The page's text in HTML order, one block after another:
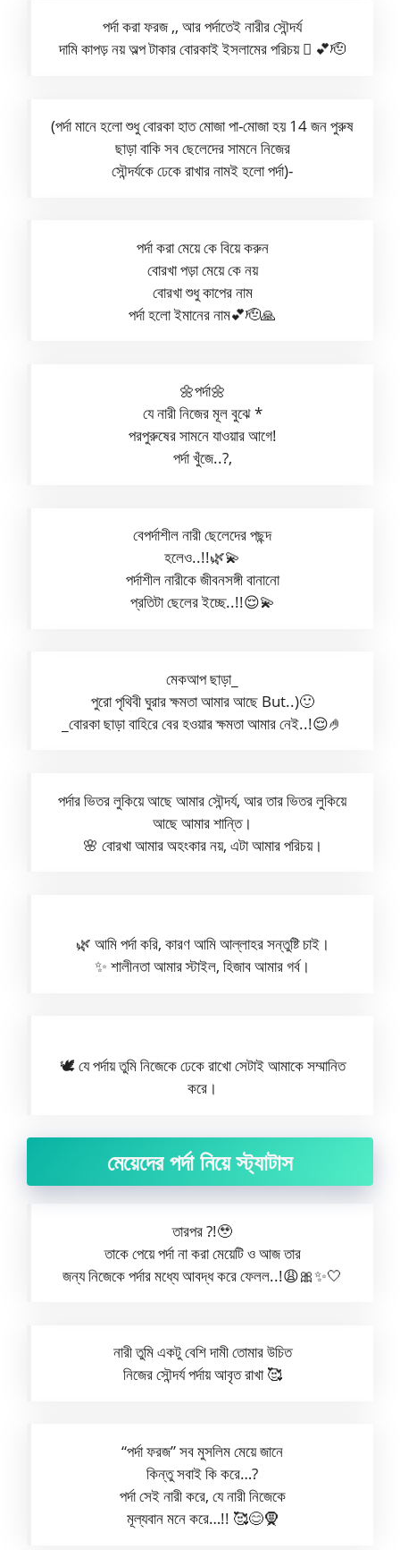
পর্দা করা ফরজ ,, আর পর্দাতেই নারীর সৌন্দর্য
দামি কাপড় নয় অল্প টাকার বোরকাই ইসলামের পরিচয় 🫆 💕🫡
(পর্দা মানে হলো শুধু বোরকা হাত মোজা পা-মোজা হয় 14 জন পুরুষ
ছাড়া বাকি সব ছেলেদের সামনে নিজের
সৌন্দর্যকে ঢেকে রাখার নামই হলো পর্দা)-
পর্দা করা মেয়ে কে বিয়ে করুন
বোরখা পড়া মেয়ে কে নয়
বোরখা শুধু কাপের নাম
পর্দা হলো ইমানের নাম💕🫡🙏
🌼পর্দা🌼
যে নারী নিজের মূল বুঝে *
পরপুরুষের সামনে যাওয়ার আগে!
পর্দা খুঁজে..?,
বেপর্দাশীল নারী ছেলেদের পছন্দ
হলেও..!!🌿💫
পর্দাশীল নারীকে জীবনসঙ্গী বানানো
প্রতিটা ছেলের ইচ্ছে..!!😌💫
মেকআপ ছাড়া_
পুরো পৃথিবী ঘুরার ক্ষমতা আমার আছে But..)🙂
_বোরকা ছাড়া বাহিরে বের হওয়ার ক্ষমতা আমার নেই..!😌🤌
পর্দার ভিতর লুকিয়ে আছে আমার সৌন্দর্য, আর তার ভিতর লুকিয়ে
আছে আমার শান্তি।
🌸 বোরখা আমার অহংকার নয়, এটা আমার পরিচয়।
🌿 আমি পর্দা করি, কারণ আমি আল্লাহর সন্তুষ্টি চাই।
✨ শালীনতা আমার স্টাইল, হিজাব আমার গর্ব।
🕊 যে পর্দায় তুমি নিজেকে ঢেকে রাখো সেটাই আমাকে সম্মানিত
করে।
মেয়েদের পর্দা নিয়ে স্ট্যাটাস
তারপর ?!🥹
তাকে পেয়ে পর্দা না করা মেয়েটি ও আজ তার
জন্য নিজেকে পর্দার মধ্যে আবদ্ধ করে ফেলল..!😩🎀✨🤍
নারী তুমি একটু বেশি দামী তোমার উচিত
নিজের সৌন্দর্য পর্দায় আবৃত রাখা 🥰
“পর্দা ফরজ” সব মুসলিম মেয়ে জানে
কিন্তু সবাই কি করে…?
পর্দা সেই নারী করে, যে নারী নিজেকে
মূল্যবান মনে করে…!! 🥰😊🧕